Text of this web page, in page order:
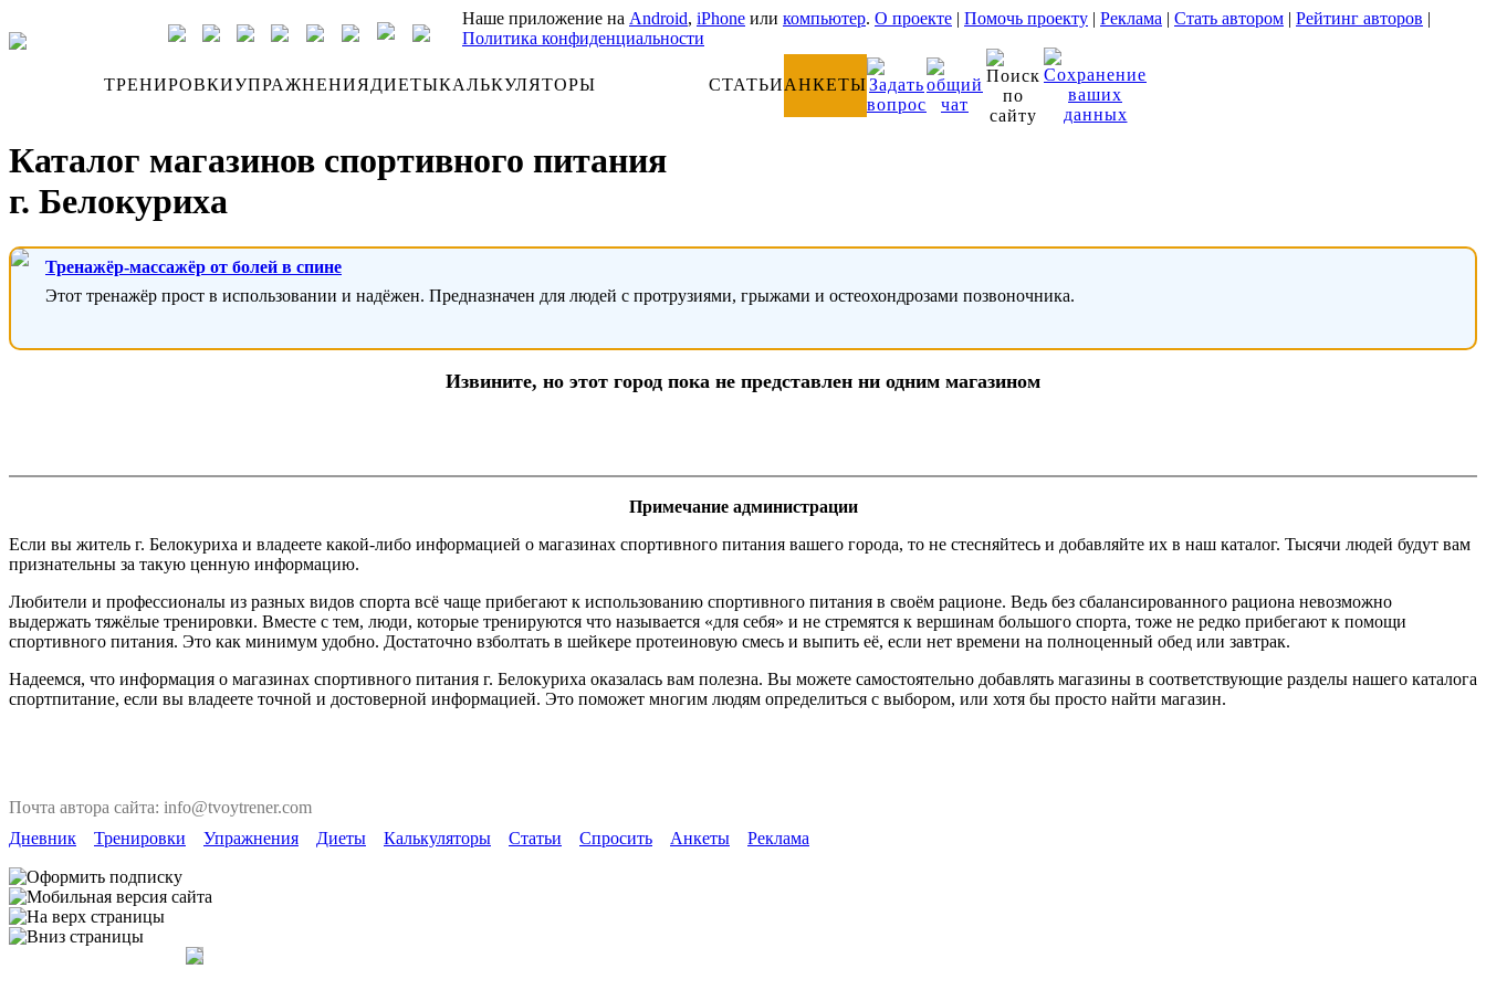
Наше приложение на Android, iPhone или компьютер. О проекте | Помочь проекту | Реклама | Стать автором | Рейтинг авторов |
Политика конфиденциальности
ТРЕНИРОВКИУПРАЖНЕНИЯДИЕТЫКАЛЬКУЛЯТОРЫ СТАТЬИАНКЕТЫ
Каталог магазинов спортивного питания
г. Белокуриха
Тренажёр-массажёр от болей в спине
Этот тренажёр прост в использовании и надёжен. Предназначен для людей с протрузиями, грыжами и остеохондрозами позвоночника.
Извините, но этот город пока не представлен ни одним магазином
Примечание администрации
Если вы житель г. Белокуриха и владеете какой-либо информацией о магазинах спортивного питания вашего города, то не стесняйтесь и добавляйте их в наш каталог. Тысячи людей будут вам
признательны за такую ценную информацию.
Любители и профессионалы из разных видов спорта всё чаще прибегают к использованию спортивного питания в своём рационе. Ведь без сбалансированного рациона невозможно
выдержать тяжёлые тренировки. Вместе с тем, люди, которые тренируются что называется «для себя» и не стремятся к вершинам большого спорта, тоже не редко прибегают к помощи
спортивного питания. Это как минимум удобно. Достаточно взболтать в шейкере протеиновую смесь и выпить её, если нет времени на полноценный обед или завтрак.
Надеемся, что информация о магазинах спортивного питания г. Белокуриха оказалась вам полезна. Вы можете самостоятельно добавлять магазины в соответствующие разделы нашего каталога
спортпитание, если вы владеете точной и достоверной информацией. Это поможет многим людям определиться с выбором, или хотя бы просто найти магазин.
Почта автора сайта: info@tvoytrener.com
Дневник
Тренировки Упражнения Диеты Калькуляторы Статьи Спросить Анкеты Реклама